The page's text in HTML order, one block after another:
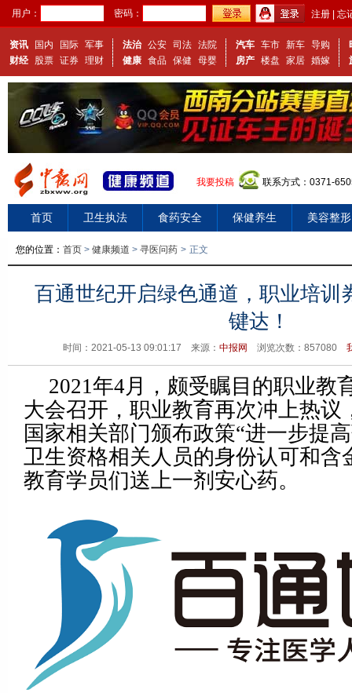
用户： 密码： 注册 忘
资讯 国内 国际 军事
财经
股票 证券 理财
法治 公安 司法 法院
健康 食品 保健 母婴
汽车 车市 新车 导购
房产 楼盘 家居 婚嫁
我要投稿 联系方式：0371-
首页 卫生执法 食药安全 保健养生 美容整形
您的位置： 首页 > 健康频道 > 寻医问药 > 正文
百通世纪开启绿色通道，职业培训
键达！
时间：2021-05-13 09:01:17 来源： 中报网 浏览次数： 857080
2021年4月，颇受瞩目的职业教
大会召开，职业教育再次冲上热议
国家相关部门颁布政策“进一步提
卫生资格相关人员的身份认可和含
教育学员们送上一剂安心药。